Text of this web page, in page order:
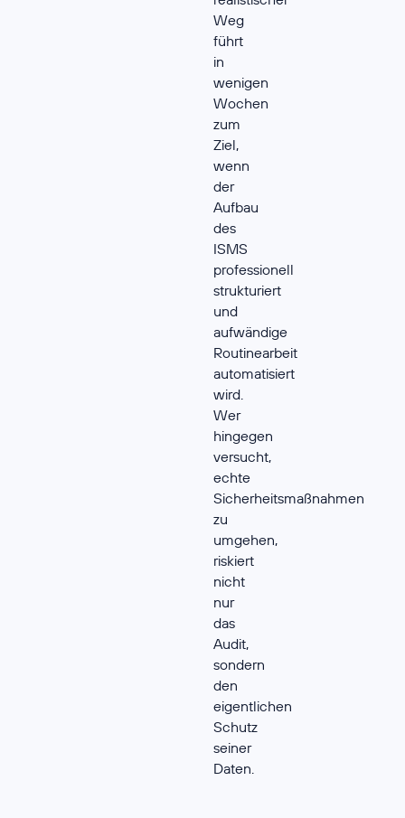
Weg
führt
in
wenigen
Wochen
zum
Ziel,
wenn
der
Aufbau
des
ISMS
professionell
strukturiert
und
aufwändige
Routinearbeit
automatisiert
wird.
Wer
hingegen
versucht,
echte
Sicherheitsmaßnahmen
zu
umgehen,
riskiert
nicht
nur
das
Audit,
sondern
den
eigentlichen
Schutz
seiner
Daten.